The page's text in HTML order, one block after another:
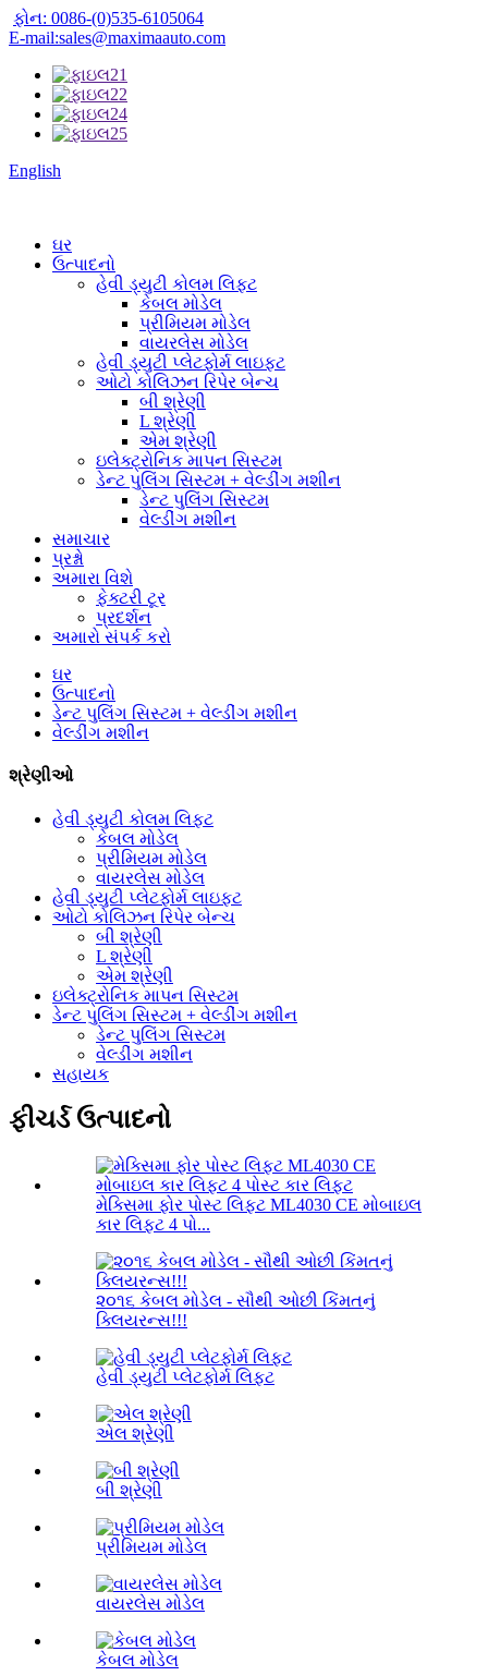
ફોન: 0086-(0)535-6105064
E-mail:sales@maximaauto.com
English
ઘર
ઉત્પાદનો
હેવી ડ્યુટી કોલમ લિફ્ટ
કેબલ મોડેલ
પ્રીમિયમ મોડેલ
વાયરલેસ મોડેલ
હેવી ડ્યુટી પ્લેટફોર્મ લાઇફટ
ઓટો કોલિઝન રિપેર બેન્ચ
બી શ્રેણી
L શ્રેણી
એમ શ્રેણી
ઇલેક્ટ્રોનિક માપન સિસ્ટમ
ડેન્ટ પુલિંગ સિસ્ટમ + વેલ્ડીંગ મશીન
ડેન્ટ પુલિંગ સિસ્ટમ
વેલ્ડીંગ મશીન
સમાચાર
પ્રશ્નો
અમારા વિશે
ફેક્ટરી ટૂર
પ્રદર્શન
અમારો સંપર્ક કરો
ઘર
ઉત્પાદનો
ડેન્ટ પુલિંગ સિસ્ટમ + વેલ્ડીંગ મશીન
વેલ્ડીંગ મશીન
શ્રેણીઓ
હેવી ડ્યુટી કોલમ લિફ્ટ
કેબલ મોડેલ
પ્રીમિયમ મોડેલ
વાયરલેસ મોડેલ
હેવી ડ્યુટી પ્લેટફોર્મ લાઇફટ
ઓટો કોલિઝન રિપેર બેન્ચ
બી શ્રેણી
L શ્રેણી
એમ શ્રેણી
ઇલેક્ટ્રોનિક માપન સિસ્ટમ
ડેન્ટ પુલિંગ સિસ્ટમ + વેલ્ડીંગ મશીન
ડેન્ટ પુલિંગ સિસ્ટમ
વેલ્ડીંગ મશીન
સહાયક
ફીચર્ડ ઉત્પાદનો
મેક્સિમા ફોર પોસ્ટ લિફ્ટ ML4030 CE મોબાઇલ
કાર લિફ્ટ 4 પો...
૨૦૧૬ કેબલ મોડેલ - સૌથી ઓછી કિંમતનું
ક્લિયરન્સ!!!
હેવી ડ્યુટી પ્લેટફોર્મ લિફ્ટ
એલ શ્રેણી
બી શ્રેણી
પ્રીમિયમ મોડેલ
વાયરલેસ મોડેલ
કેબલ મોડેલ